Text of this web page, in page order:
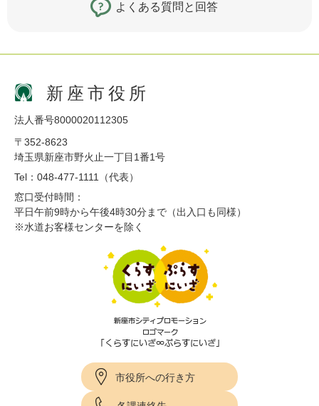
よくある質問と回答
新座市役所
法人番号8000020112305
〒352-8623
埼玉県新座市野火止一丁目1番1号
Tel：048-477-1111（代表）
窓口受付時間：
平日午前9時から午後4時30分まで（出入口も同様）
※水道お客様センターを除く
市役所への行き方